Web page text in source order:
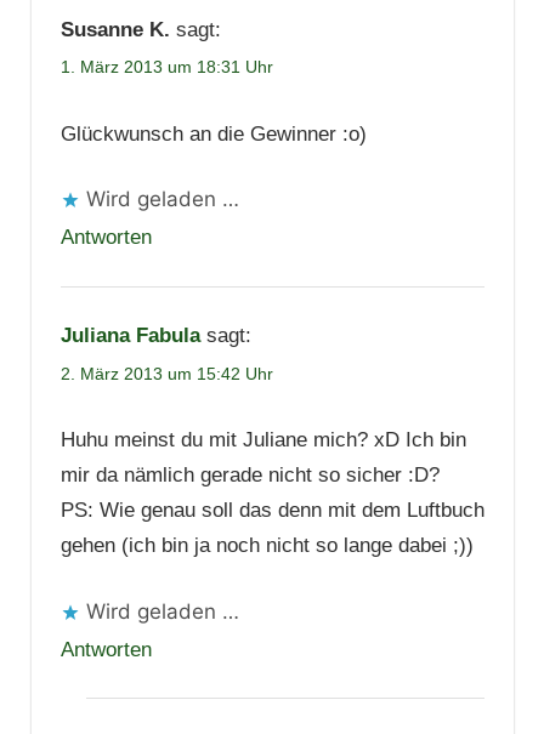
Susanne K. sagt:
1. März 2013 um 18:31 Uhr
Glückwunsch an die Gewinner :o)
Wird geladen …
Antworten
Juliana Fabula sagt:
2. März 2013 um 15:42 Uhr
Huhu meinst du mit Juliane mich? xD Ich bin
mir da nämlich gerade nicht so sicher :D?
PS: Wie genau soll das denn mit dem Luftbuch
gehen (ich bin ja noch nicht so lange dabei ;))
Wird geladen …
Antworten